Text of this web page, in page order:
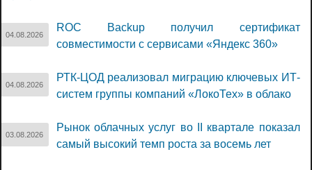
04.08.2026
ROC Backup получил сертификат
совместимости с сервисами «Яндекс 360»
04.08.2026
РТК-ЦОД реализовал миграцию ключевых ИТ-
систем группы компаний «ЛокоТех» в облако
03.08.2026
Рынок облачных услуг во II квартале показал
самый высокий темп роста за восемь лет